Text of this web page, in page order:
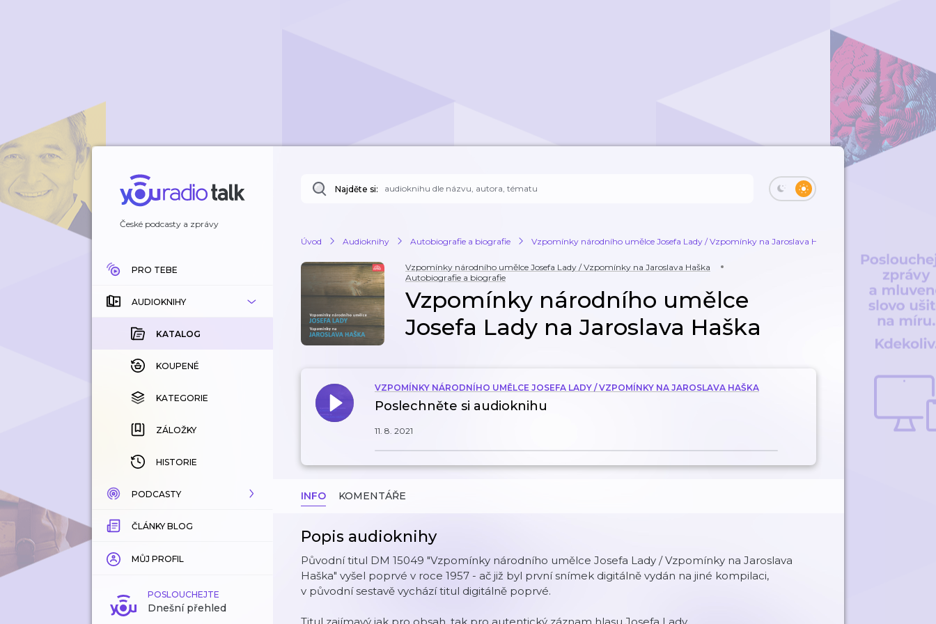
České podcasty a zprávy
PRO TEBE
AUDIOKNIHY
KATALOG
KOUPENÉ
KATEGORIE
ZÁLOŽKY
HISTORIE
PODCASTY
KATALOG
KATEGORIE
ZÁLOŽKY
ČLÁNKY BLOG
MŮJ PROFIL
POSLOUCHEJTE
Dnešní přehled
Najděte si:
Úvod Audioknihy Autobiografie a biografie Vzpomínky národního umělce Josefa Lady / Vzpomínky na Jaroslava Haška
Vzpomínky národního umělce Josefa Lady / Vzpomínky na Jaroslava Haška
Autobiografie a biografie
Vzpomínky národního umělce
Josefa Lady na Jaroslava Haška
VZPOMÍNKY NÁRODNÍHO UMĚLCE JOSEFA LADY / VZPOMÍNKY NA JAROSLAVA HAŠKA
Poslechněte si audioknihu
11. 8. 2021
INFO KOMENTÁŘE
Popis audioknihy
Původní titul DM 15049 "Vzpomínky národního umělce Josefa Lady / Vzpomínky na Jaroslava
Haška" vyšel poprvé v roce 1957 - ač již byl první snímek digitálně vydán na jiné kompilaci,
v původní sestavě vychází titul digitálně poprvé.